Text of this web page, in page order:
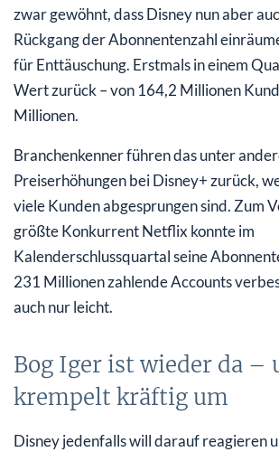
zwar gewöhnt, dass Disney nun aber
Rückgang der Abonnentenzahl
für Enttäuschung. Erstmals in einem
Wert zurück – von 164,2 Millionen
Millionen.
Branchenkenner führen das unter
Preiserhöhungen bei Disney+ zurück,
viele Kunden abgesprungen sind. Zum
größte Konkurrent Netflix konnte im
Kalenderschlussquartal seine
231 Millionen zahlende Accounts
auch nur leicht.
Bog Iger ist wieder da –
krempelt kräftig um
Disney jedenfalls will darauf reagieren